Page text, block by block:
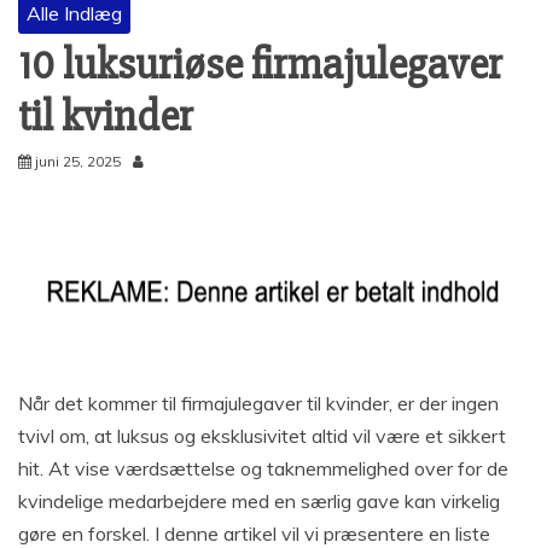
Alle Indlæg
10 luksuriøse firmajulegaver
til kvinder
juni 25, 2025
Når det kommer til firmajulegaver til kvinder, er der ingen
tvivl om, at luksus og eksklusivitet altid vil være et sikkert
hit. At vise værdsættelse og taknemmelighed over for de
kvindelige medarbejdere med en særlig gave kan virkelig
gøre en forskel. I denne artikel vil vi præsentere en liste